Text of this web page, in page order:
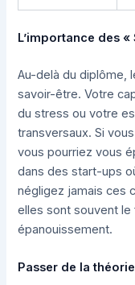
L’importance des «
Au-delà du diplôme,
savoir-être. Votre
du stress ou votre
transversaux. Si
vous pourriez vous
dans des start-ups
négligez jamais ces
elles sont souvent
épanouissement.
Passer de la